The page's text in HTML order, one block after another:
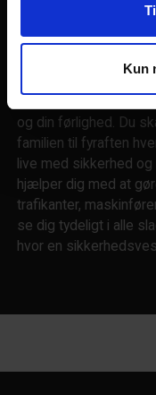
Kun
reflekserne skal
bedste kvalitet ude i
trafikken er optimal.
og din førlighed. Du
familien til fyraften
live med sikkerhed
hjælper dig med at
trafikanter,
se dig tydeligt i alle
hvor en